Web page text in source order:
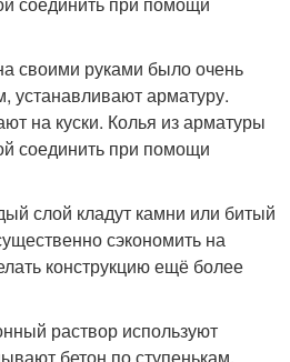
своими руками было очень
устанавливают арматуру.
на куски. Колья из арматуры
соединить при помощи
слой кладут камни или битый
сэкономить на
конструкцию ещё более
раствор используют